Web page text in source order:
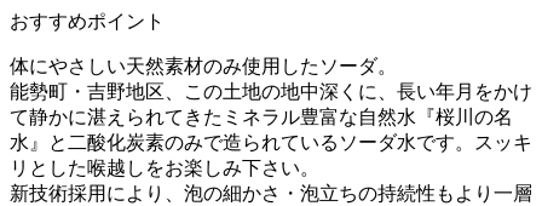
おすすめポイント
体にやさしい天然素材のみ使用したソーダ。
能勢町・吉野地区、この土地の地中深くに、長い年月をかけ
て静かに湛えられてきたミネラル豊富な自然水『桜川の名
水』と二酸化炭素のみで造られているソーダ水です。スッキ
リとした喉越しをお楽しみ下さい。
新技術採用により、泡の細かさ・泡立ちの持続性もより一層